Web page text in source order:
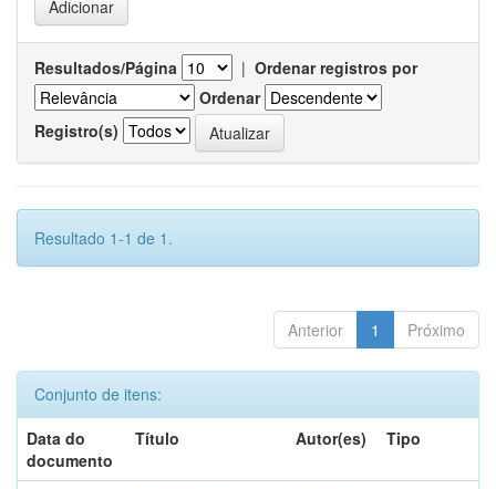
Resultados/Página | Ordenar registros por
Ordenar
Registro(s)
Resultado 1-1 de 1.
Anterior 1 Próximo
Conjunto de itens:
Data do
documento
Título Autor(es) Tipo